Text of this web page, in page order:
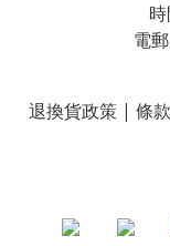
電
退換貨政策 | 條